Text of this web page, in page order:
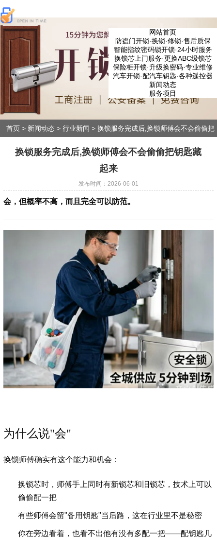
网站首页
防盗门开锁·换锁·修锁·售后质保
智能指纹密码锁开锁·24小时服务
换锁芯上门服务·更换ABC级锁芯
保险柜开锁·升级换密码·专业维修
汽车开锁·配汽车钥匙·各种遥控器
新闻动态
服务项目
首页> 新闻动态> 行业新闻 > 换锁服务完成后,换锁师傅会不会偷偷把
钥匙藏起来
换锁服务完成后,换锁师傅会不会偷偷把钥匙藏
起来
发布时间：2026-06-01
会，但概率不高，而且完全可以防范。
为什么说"会"
换锁师傅确实有这个能力和机会：
换锁芯时，师傅手上同时有新锁芯和旧锁芯，技术上可以
偷偷配一把
有些师傅会留"备用钥匙"当后路，这在行业里不是秘密
你在旁边看着，也看不出他有没有多配一把——配钥匙几